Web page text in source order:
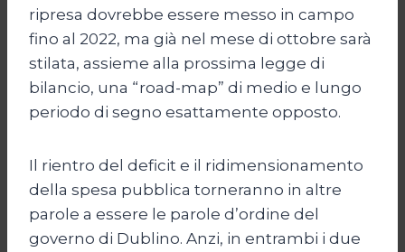
ripresa dovrebbe essere messo in campo
fino al 2022, ma già nel mese di ottobre sarà
stilata, assieme alla prossima legge di
bilancio, una “road-map” di medio e lungo
periodo di segno esattamente opposto.
Il rientro del deficit e il ridimensionamento
della spesa pubblica torneranno in altre
parole a essere le parole d’ordine del
governo di Dublino. Anzi, in entrambi i due